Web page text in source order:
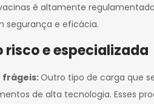
é altamente
segurança e eficácia.
risco e especializada
frágeis:Outro tipo de carga que
de alta tecnologia. Esses